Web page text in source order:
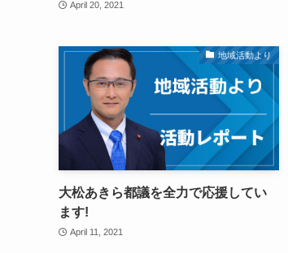
April 20, 2021
地域活動より
大松あきら都議を全力で応援してい
ます!
April 11, 2021